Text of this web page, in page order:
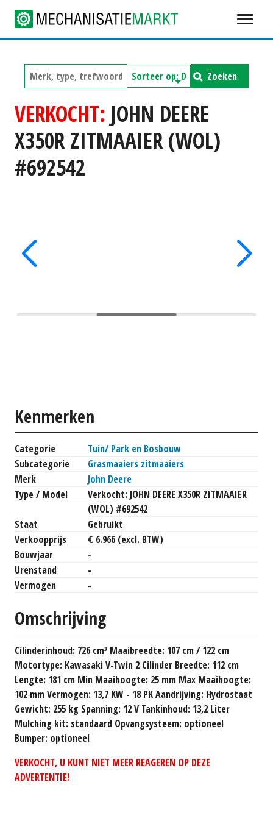
Zoeken
VERKOCHT: JOHN DEERE
X350R ZITMAAIER (WOL)
#692542
Kenmerken
Categorie
Tuin/ Park en Bosbouw
Subcategorie
Grasmaaiers zitmaaiers
Merk
John Deere
Type / Model
Verkocht: JOHN DEERE X350R ZITMAAIER
(WOL) #692542
Staat
Gebruikt
Verkoopprijs
€ 6.966 (excl. BTW)
Bouwjaar
-
Urenstand
-
Vermogen
-
Omschrijving
Cilinderinhoud: 726 cm³ Maaibreedte: 107 cm / 122 cm
Motortype: Kawasaki V-Twin 2 Cilinder Breedte: 112 cm
Lengte: 181 cm Min Maaihoogte: 25 mm Max Maaihoogte:
102 mm Vermogen: 13,7 KW - 18 PK Aandrijving: Hydrostaat
Gewicht: 255 kg Spanning: 12 V Tankinhoud: 13,2 Liter
Mulching kit: standaard Opvangsysteem: optioneel
Bumper: optioneel
VERKOCHT, U KUNT NIET MEER REAGEREN OP DEZE
ADVERTENTIE!